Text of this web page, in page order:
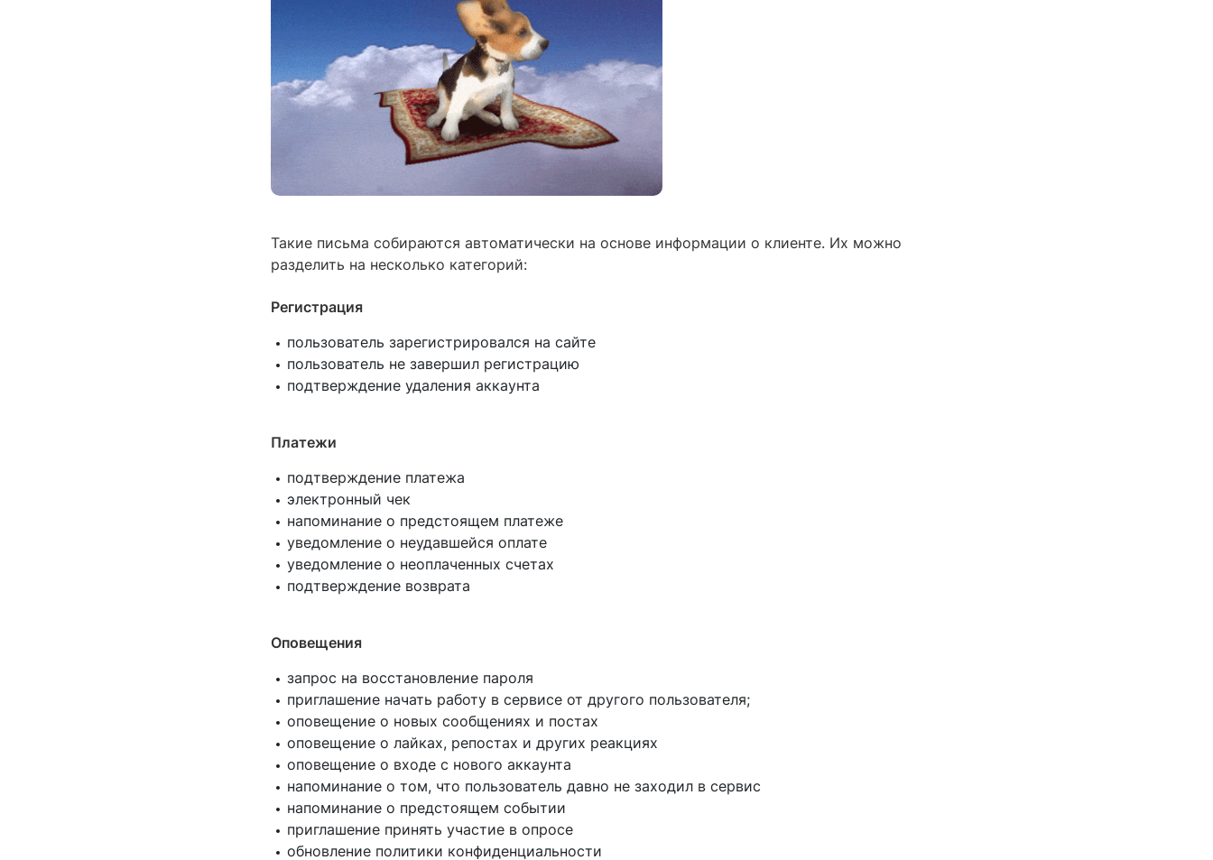
Такие письма собираются автоматически на основе информации о клиенте. Их можно
разделить на несколько категорий:
Регистрация
пользователь зарегистрировался на сайте
пользователь не завершил регистрацию
подтверждение удаления аккаунта
Платежи
подтверждение платежа
электронный чек
напоминание о предстоящем платеже
уведомление о неудавшейся оплате
уведомление о неоплаченных счетах
подтверждение возврата
Оповещения
запрос на восстановление пароля
приглашение начать работу в сервисе от другого пользователя;
оповещение о новых сообщениях и постах
оповещение о лайках, репостах и других реакциях
оповещение о входе с нового аккаунта
напоминание о том, что пользователь давно не заходил в сервис
напоминание о предстоящем событии
приглашение принять участие в опросе
обновление политики конфиденциальности